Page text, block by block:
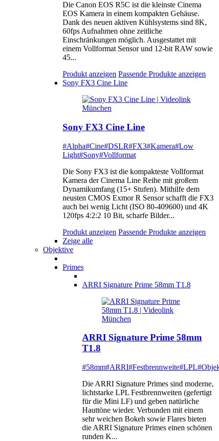
Die Canon EOS R5C ist die kleinste Cinema
EOS Kamera in einem kompakten Gehäuse.
Dank des neuen aktiven Kühlsystems sind 8K,
60fps Aufnahmen ohne zeitliche
Einschränkungen möglich. Ausgestattet mit
einem Vollformat Sensor und 12-bit RAW sowie
45...
Produkt anzeigen Passende Produkte anzeigen
Sony FX3 Cine Line
Sony FX3 Cine Line
#Alpha#Cine#DSLR#FX3#Kamera#Low
Light#Sony#Vollformat
Die Sony FX3 ist die kompakteste Vollformat
Kamera der Cinema Line Reihe mit großem
Dynamikumfang (15+ Stufen). Mithilfe dem
neusten CMOS Exmor R Sensor schafft die FX3
auch bei wenig Licht (ISO 80-409600) und 4K
120fps 4:2:2 10 Bit, scharfe Bilder...
Produkt anzeigen Passende Produkte anzeigen
Zeige alle
Objektive
Primes
ARRI Signature Prime 58mm T1.8
ARRI Signature Prime 58mm
T1.8
#58mm#ARRI#Festbrennweite#LPL
Die ARRI Signature Primes sind moderne,
lichtstarke LPL Festbrennweiten (gefertigt
für die Mini LF) und geben natürliche
Hauttöne wieder. Verbunden mit einem
sehr weichen Bokeh sowie Flares bieten
die ARRI Signature Primes einen schönen
runden K...